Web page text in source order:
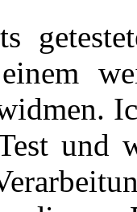
und